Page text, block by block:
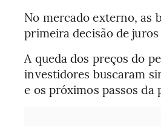
No mercado externo, as
primeira decisão de
A queda dos preços do
investidores buscaram
e os próximos passos